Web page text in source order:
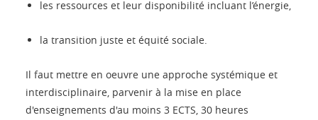
les ressources et leur disponibilité incluant l’énergie,
la transition juste et équité sociale.
Il faut mettre en oeuvre une approche systémique et
interdisciplinaire, parvenir à la mise en place
d'enseignements d'au moins 3 ECTS, 30 heures